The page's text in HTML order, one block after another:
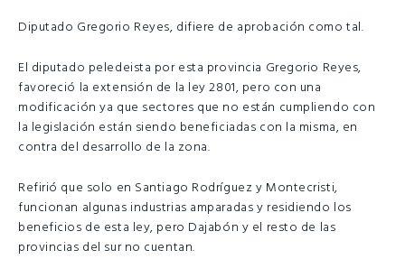
Diputado Gregorio Reyes, difiere de aprobación como tal.
El diputado peledeista por esta provincia Gregorio Reyes,
favoreció la extensión de la ley 2801, pero con una
modificación ya que sectores que no están cumpliendo con
la legislación están siendo beneficiadas con la misma, en
contra del desarrollo de la zona.
Refirió que solo en Santiago Rodríguez y Montecristi,
funcionan algunas industrias amparadas y residiendo los
beneficios de esta ley, pero Dajabón y el resto de las
provincias del sur no cuentan.